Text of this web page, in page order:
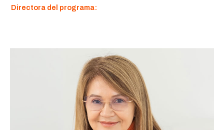
Directora del programa: